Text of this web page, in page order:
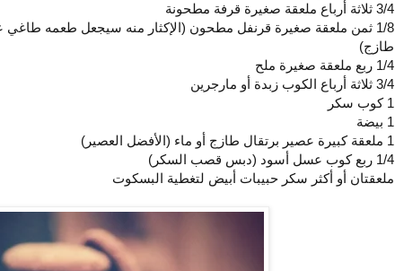
3/4 ثلاثة أرباع ملعقة صغيرة قرفة مطحونة
1/8 ثمن ملعقة صغيرة قرنفل مطحون (الإكثار منه سيجعل طعمه
طازج)
1/4 ربع ملعقة صغيرة ملح
3/4 ثلاثة أرباع الكوب زبدة أو مارجرين
1 كوب سكر
1 بيضة
1 ملعقة كبيرة عصير برتقال طازج أو ماء (الأفضل العصير)
1/4 ربع كوب عسل أسود (دبس قصب السكر)
ملعقتان أو أكثر سكر حبيبات أبيض لتغطية البسكوت